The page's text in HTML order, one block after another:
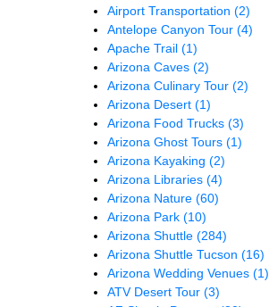
Airport Transportation (2)
Antelope Canyon Tour (4)
Apache Trail (1)
Arizona Caves (2)
Arizona Culinary Tour (2)
Arizona Desert (1)
Arizona Food Trucks (3)
Arizona Ghost Tours (1)
Arizona Kayaking (2)
Arizona Libraries (4)
Arizona Nature (60)
Arizona Park (10)
Arizona Shuttle (284)
Arizona Shuttle Tucson (16)
Arizona Wedding Venues (1)
ATV Desert Tour (3)